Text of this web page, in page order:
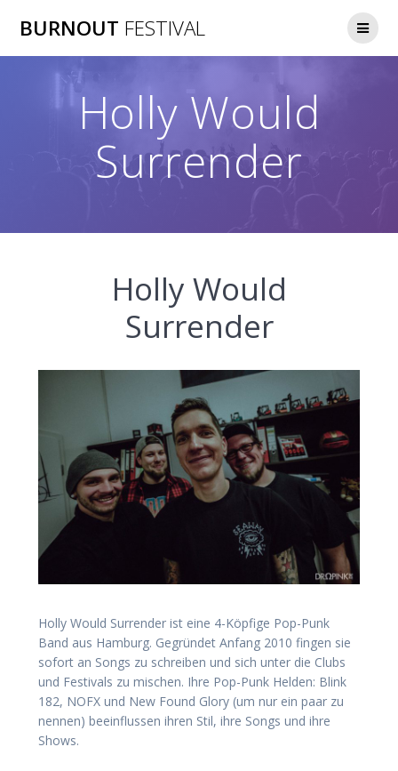
BURNOUT FESTIVAL
Holly Would
Surrender
Holly Would
Surrender
Holly Would Surrender ist eine 4-Köpfige Pop-Punk
Band aus Hamburg. Gegründet Anfang 2010 fingen sie
sofort an Songs zu schreiben und sich unter die Clubs
und Festivals zu mischen. Ihre Pop-Punk Helden: Blink
182, NOFX und New Found Glory (um nur ein paar zu
nennen) beeinflussen ihren Stil, ihre Songs und ihre
Shows.